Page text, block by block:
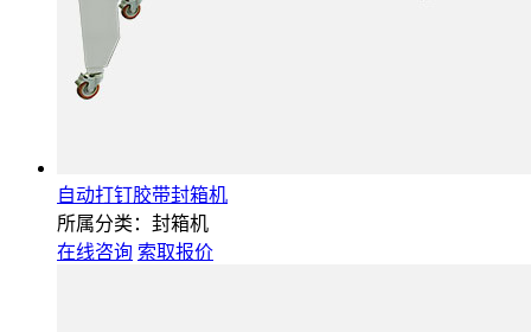
自动打钉胶带封箱机
所属分类：封箱机
在线咨询 索取报价